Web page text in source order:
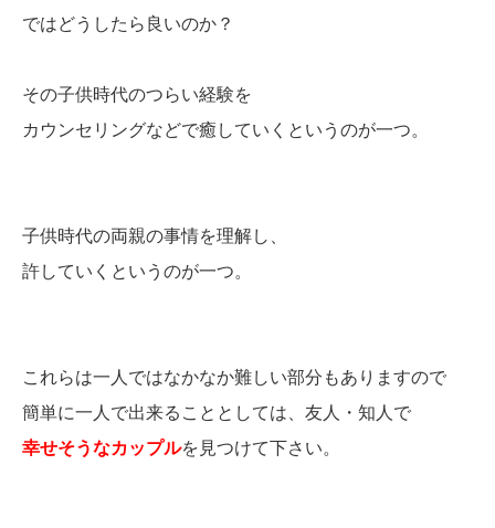
ではどうしたら良いのか？
その子供時代のつらい経験を
カウンセリングなどで癒していくというのが一つ。
子供時代の両親の事情を理解し、
許していくというのが一つ。
これらは一人ではなかなか難しい部分もありますので
簡単に一人で出来ることとしては、友人・知人で
幸せそうなカップルを見つけて下さい。